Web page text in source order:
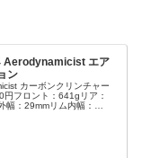
Aerodynamicist エア
ン
カーボンクリンチャー
フロント：641gリア：
幅：29mmリム内幅：